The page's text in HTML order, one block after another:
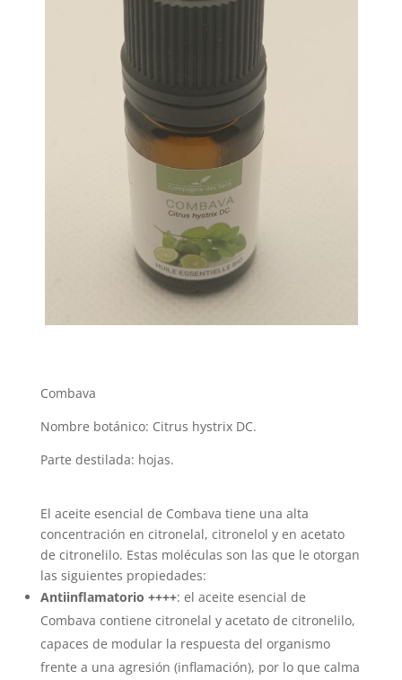
Combava
Nombre botánico: Citrus hystrix DC.
Parte destilada: hojas.
El aceite esencial de Combava tiene una alta
concentración en citronelal, citronelol y en acetato
de citronelilo. Estas moléculas son las que le otorgan
las siguientes propiedades:
Antiinflamatorio ++++: el aceite esencial de
Combava contiene citronelal y acetato de citronelilo,
capaces de modular la respuesta del organismo
frente a una agresión (inflamación), por lo que calma